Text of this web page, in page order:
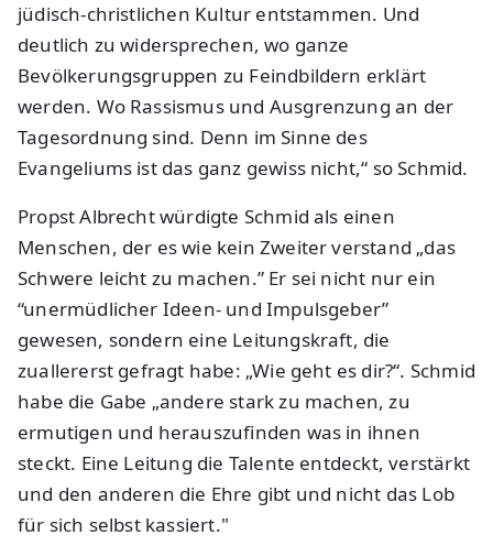
jüdisch-christlichen Kultur entstammen. Und
deutlich zu widersprechen, wo ganze
Bevölkerungsgruppen zu Feindbildern erklärt
werden. Wo Rassismus und Ausgrenzung an der
Tagesordnung sind. Denn im Sinne des
Evangeliums ist das ganz gewiss nicht,“ so Schmid.
Propst Albrecht würdigte Schmid als einen
Menschen, der es wie kein Zweiter verstand „das
Schwere leicht zu machen.” Er sei nicht nur ein
“unermüdlicher Ideen- und Impulsgeber”
gewesen, sondern eine Leitungskraft, die
zuallererst gefragt habe: „Wie geht es dir?“. Schmid
habe die Gabe „andere stark zu machen, zu
ermutigen und herauszufinden was in ihnen
steckt. Eine Leitung die Talente entdeckt, verstärkt
und den anderen die Ehre gibt und nicht das Lob
für sich selbst kassiert."